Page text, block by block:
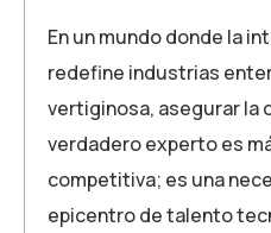
En un mundo donde la
redefine industrias
vertiginosa, asegurar la
verdadero experto es
competitiva; es una
epicentro de talento